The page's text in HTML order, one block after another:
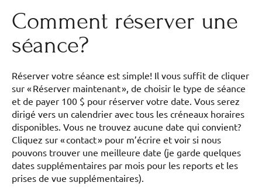
Comment réserver une
séance?
Réserver votre séance est simple! Il vous suffit de cliquer
sur « Réserver maintenant », de choisir le type de séance
et de payer 100 $ pour réserver votre date. Vous serez
dirigé vers un calendrier avec tous les créneaux horaires
disponibles. Vous ne trouvez aucune date qui convient?
Cliquez sur « contact » pour m’écrire et voir si nous
pouvons trouver une meilleure date (je garde quelques
dates supplémentaires par mois pour les reports et les
prises de vue supplémentaires).